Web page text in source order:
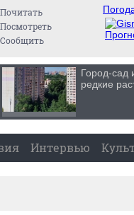
Почитать
Посмотреть
Сообщить
Город-сад
редкие
Интервью